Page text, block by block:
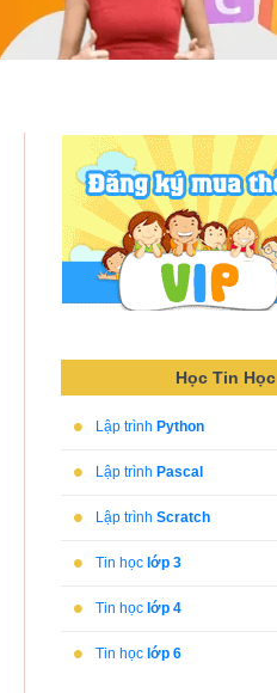
Học Tin Học
• Lập trình Python
• Lập trình Pascal
• Lập trìnhScratch
• Tin học lớp 3
• Tin học lớp 4
• Tin học lớp 6